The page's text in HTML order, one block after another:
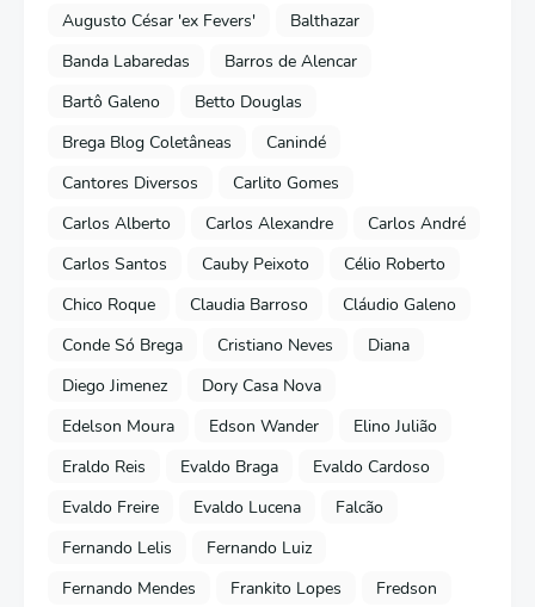
Augusto César 'ex Fevers'
Balthazar
Banda Labaredas
Barros de Alencar
Bartô Galeno
Betto Douglas
Brega Blog Coletâneas
Canindé
Cantores Diversos
Carlito Gomes
Carlos Alberto
Carlos Alexandre
Carlos André
Carlos Santos
Cauby Peixoto
Célio Roberto
Chico Roque
Claudia Barroso
Cláudio Galeno
Conde Só Brega
Cristiano Neves
Diana
Diego Jimenez
Dory Casa Nova
Edelson Moura
Edson Wander
Elino Julião
Eraldo Reis
Evaldo Braga
Evaldo Cardoso
Evaldo Freire
Evaldo Lucena
Falcão
Fernando Lelis
Fernando Luiz
Fernando Mendes
Frankito Lopes
Fredson